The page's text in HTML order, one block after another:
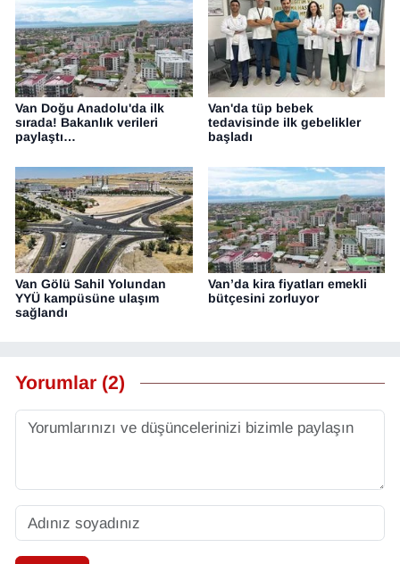
Van Doğu Anadolu'da ilk
sırada! Bakanlık verileri
paylaştı…
Van'da tüp bebek
tedavisinde ilk gebelikler
başladı
Van Gölü Sahil Yolundan
YYÜ kampüsüne ulaşım
sağlandı
Van’da kira fiyatları emekli
bütçesini zorluyor
Yorumlar (2)